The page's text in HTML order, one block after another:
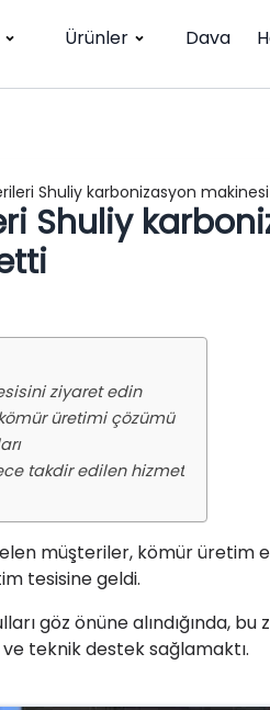
Ürünler Dava
Shuliy karbonizasyon
Shuliy
ziyaret edin
üretimi çözümü
takdir edilen hizmet
müşteriler, kömür üretim
tesisine geldi.
göz önüne alındığında,
teknik destek sağlamaktı.